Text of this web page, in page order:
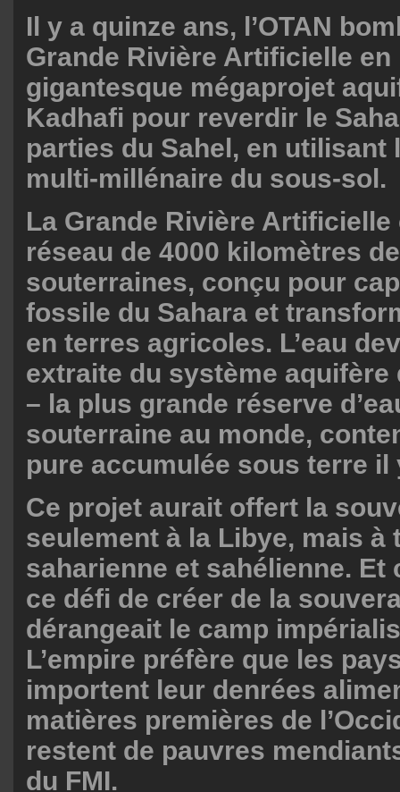
Il y a quinze ans, l’OTAN
Grande Rivière Artificielle en
gigantesque mégaprojet
Kadhafi pour reverdir le
parties du Sahel, en utilisant
multi-millénaire du sous-sol.
La Grande Rivière
réseau de 4000 kilomètres
souterraines, conçu pour
fossile du Sahara et
en terres agricoles. L’eau
extraite du système aquifère
– la plus grande réserve
souterraine au monde,
pure accumulée sous terre il
Ce projet aurait offert la
seulement à la Libye, mais à
saharienne et sahélienne. Et
ce défi de créer de la
dérangeait le camp
L’empire préfère que les
importent leur denrées
matières premières de
restent de pauvres
du FMI.